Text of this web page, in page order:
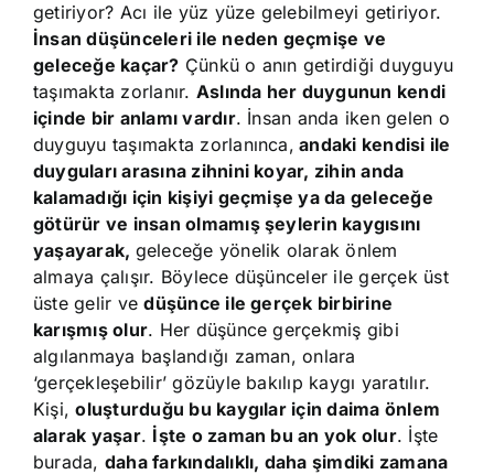
getiriyor? Acı ile yüz yüze gelebilmeyi getiriyor.
İnsan düşünceleri ile neden geçmişe ve
geleceğe kaçar? Çünkü o anın getirdiği duyguyu
taşımakta zorlanır. Aslında her duygunun kendi
içinde bir anlamı vardır. İnsan anda iken gelen o
duyguyu taşımakta zorlanınca, andaki kendisi ile
duyguları arasına zihnini koyar, zihin anda
kalamadığı için kişiyi geçmişe ya da geleceğe
götürür ve insan olmamış şeylerin kaygısını
yaşayarak, geleceğe yönelik olarak önlem
almaya çalışır. Böylece düşünceler ile gerçek üst
üste gelir vedüşünce ile gerçek birbirine
karışmış olur. Her düşünce gerçekmiş gibi
algılanmaya başlandığı zaman, onlara
‘gerçekleşebilir’ gözüyle bakılıp kaygı yaratılır.
Kişi,oluşturduğu bu kaygılar için daima önlem
alarak yaşar. İşte o zaman bu an yok olur. İşte
burada, daha farkındalıklı, daha şimdiki zamana